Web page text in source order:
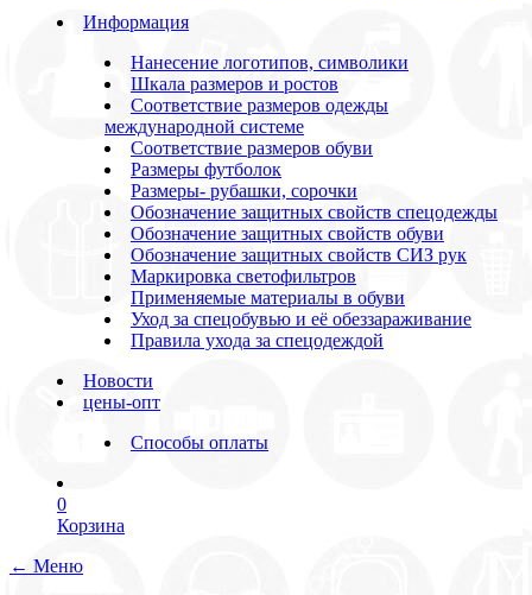
Информация
Нанесение логотипов, символики
Шкала размеров и ростов
Соответствие размеров одежды
международной системе
Соответствие размеров обуви
Размеры футболок
Размеры- рубашки, сорочки
Обозначение защитных свойств спецодежды
Обозначение защитных свойств обуви
Обозначение защитных свойств СИЗ рук
Маркировка светофильтров
Применяемые материалы в обуви
Уход за спецобувью и её обеззараживание
Правила ухода за спецодеждой
Новости
цены-опт
Способы оплаты
0
Корзина
← Меню